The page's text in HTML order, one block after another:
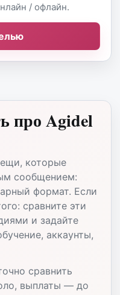
/ офлайн.
про Agidel
которые
сообщением:
формат. Если
сравните эти
и задайте
аккаунты,
сравнить
выплаты — до